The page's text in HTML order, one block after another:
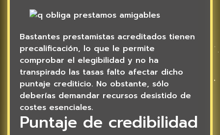
Bastantes prestamistas acreditados tienen
precalificación, lo que le permite
comprobar el elegibilidad y no ha
transpirado las tasas falto afectar dicho
puntaje crediticio. No obstante, sólo
deberías demandar recursos desistido de
costes esenciales.
Puntaje de credibilidad